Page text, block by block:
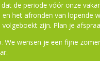
aan
de periode vóór onze
het afronden van lopende
zijn. Plan je
We wensen je een fijne